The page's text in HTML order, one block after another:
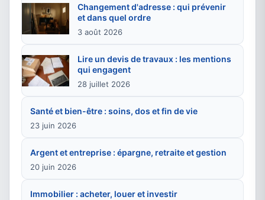
Changement d'adresse : qui prévenir
et dans quel ordre
3 août 2026
Lire un devis de travaux : les mentions
qui engagent
28 juillet 2026
Santé et bien-être : soins, dos et fin de vie
23 juin 2026
Argent et entreprise : épargne, retraite et gestion
20 juin 2026
Immobilier : acheter, louer et investir